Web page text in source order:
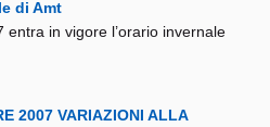
di Amt
in vigore l’orario invernale
2007 VARIAZIONI ALLA